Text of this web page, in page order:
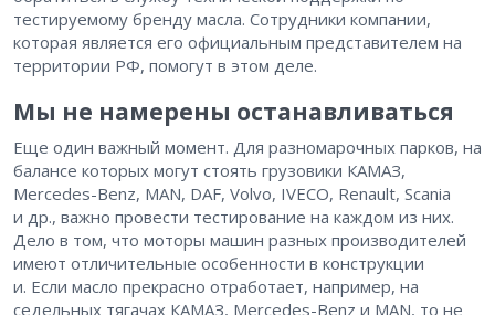
тестируемому бренду масла. Сотрудники компании,
которая является его официальным представителем на
территории РФ, помогут в этом деле.
Мы не намерены останавливаться
Еще один важный момент. Для разномарочных парков, на
балансе которых могут стоять грузовики КАМАЗ,
Mercedes-Benz, MAN, DAF, Volvo, IVECO, Renault, Scania
и др., важно провести тестирование на каждом из них.
Дело в том, что моторы машин разных производителей
имеют отличительные особенности в конструкции
и. Если масло прекрасно отработает, например, на
седельных тягачах КАМАЗ, Mercedes-Benz и MAN, то не